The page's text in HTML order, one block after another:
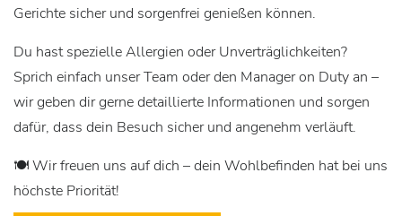
Gerichte sicher und sorgenfrei genießen können.
Du hast spezielle Allergien oder Unverträglichkeiten?
Sprich einfach unser Team oder den Manager on Duty an –
wir geben dir gerne detaillierte Informationen und sorgen
dafür, dass dein Besuch sicher und angenehm verläuft.
🍽️ Wir freuen uns auf dich – dein Wohlbefinden hat bei uns
höchste Priorität!